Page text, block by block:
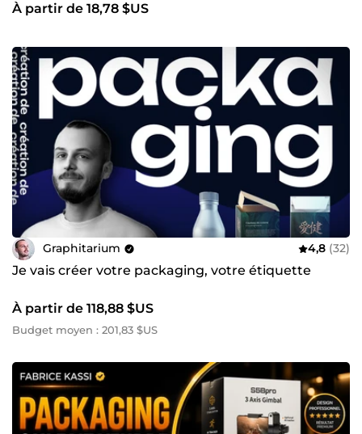
À partir de 18,78 $US
Graphitarium 4,8 (32)
Je vais créer votre packaging, votre étiquette
À partir de 118,88 $US
Budget moyen : 201,83 $US